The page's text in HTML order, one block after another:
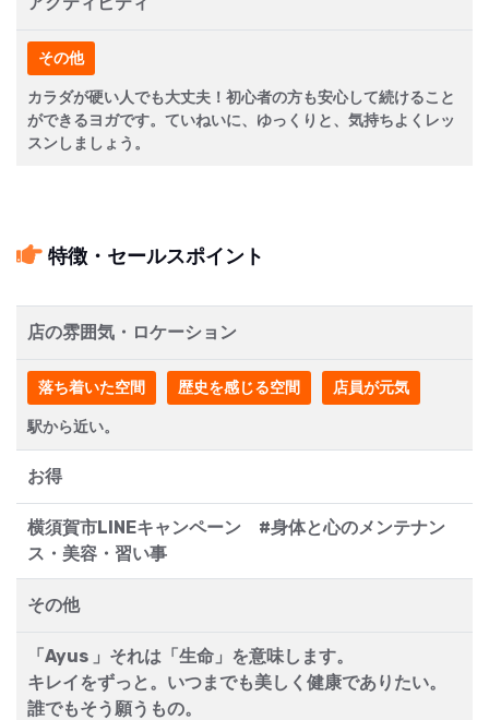
その他
カラダが硬い人でも大丈夫！初心者の方も安心して続けること
ができるヨガです。ていねいに、ゆっくりと、気持ちよくレッ
スンしましょう。
特徴・セールスポイント
店の雰囲気・ロケーション
落ち着いた空間 歴史を感じる空間 店員が元気
駅から近い。
お得
横須賀市LINEキャンペーン #身体と心のメンテナン
ス・美容・習い事
その他
「Ayus 」それは「生命」を意味します。
キレイをずっと。いつまでも美しく健康でありたい。
誰でもそう願うもの。